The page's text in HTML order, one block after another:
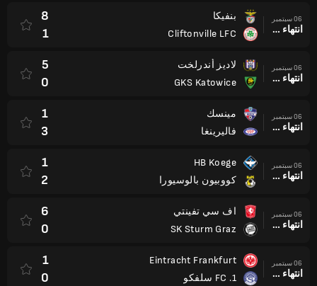
06 سبتمبر
انتهاء وقت المباراة
بنفيكا
Cliftonville LFC
8
1
06 سبتمبر
انتهاء وقت المباراة
لاديز أندرلخت
GKS Katowice
5
0
06 سبتمبر
انتهاء وقت المباراة
مينسك
فاليرينغا
1
3
06 سبتمبر
انتهاء وقت المباراة
HB Koege
كووبيون بالوسيورا
1
2
06 سبتمبر
انتهاء وقت المباراة
اف سي تفينتي
SK Sturm Graz
6
0
06 سبتمبر
انتهاء وقت المباراة
Eintracht Frankfurt
1. FC سلفكو
1
0